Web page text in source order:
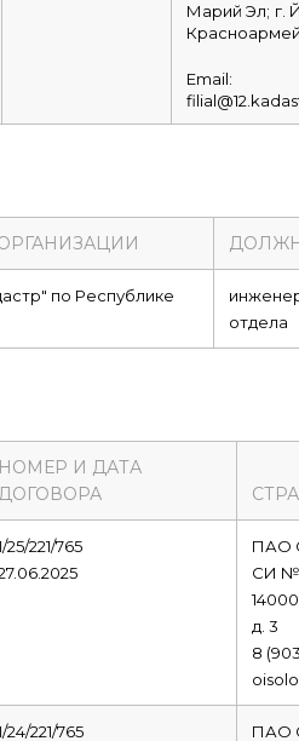
Марий Эл; г.
Email:
по Республике
отдела
НОМЕР И ДАТА
ДОГОВОРА
25/221/765
ПАО
СИ №
д. 3
8
24/221/765
ПАО